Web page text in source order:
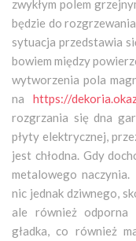
zwykłym polem
będzie do
sytuacja przedstawia
bowiem między
wytworzenia pola
na
https://
rozgrzania się dna
płyty elektrycznej,
jest chłodna. Gdy
metalowego naczynia.
nic jednak dziwnego,
ale również odporna
gładka, co również